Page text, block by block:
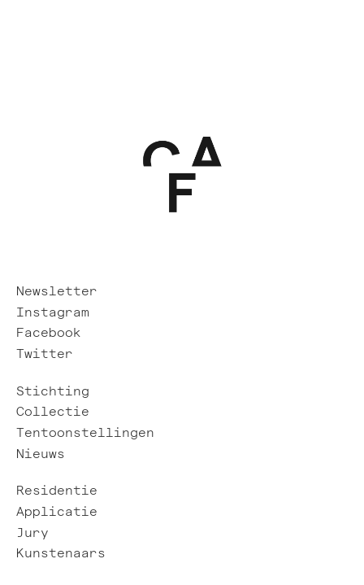
Newsletter
Instagram
Facebook
Twitter
Stichting
Collectie
Tentoonstellingen
Nieuws
Residentie
Applicatie
Jury
Kunstenaars